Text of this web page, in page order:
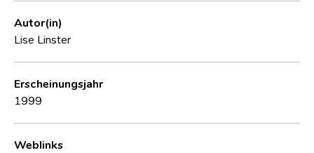
Autor(in)
Lise Linster
Erscheinungsjahr
1999
Weblinks